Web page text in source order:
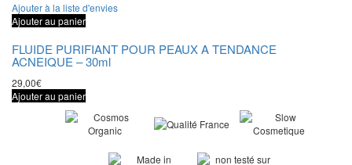
Ajouter à la liste d'envies
Ajouter au panier
FLUIDE PURIFIANT POUR PEAUX A TENDANCE
ACNEIQUE – 30ml
29,00€
Ajouter au panier